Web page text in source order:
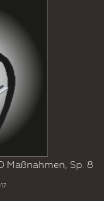
Maßnahmen, Sp. 8